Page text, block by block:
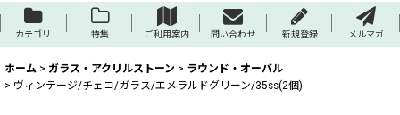
カテゴリ 特集 ご利用案内 問い合わせ 新規登録 メルマガ
ホーム > ガラス・アクリルストーン > ラウンド・オーバル
> ヴィンテージ/チェコ/ガラス/エメラルドグリーン/35ss(2個)